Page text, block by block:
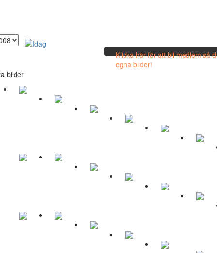
Klicka här för att bli medlem så
egna bilder!
bilder